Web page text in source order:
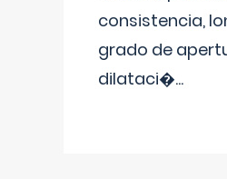
consistencia,
grado de
dilataci�...